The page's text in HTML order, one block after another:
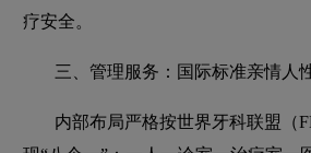
疗安全。
三、管理服务：国际标准亲情人
内部布局严格按世界牙科联盟（